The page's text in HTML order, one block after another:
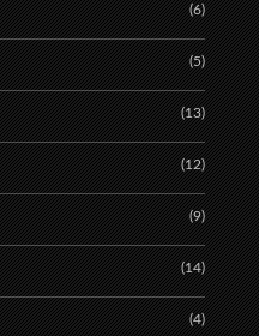
(6)
(5)
(13)
(12)
(9)
(14)
(4)